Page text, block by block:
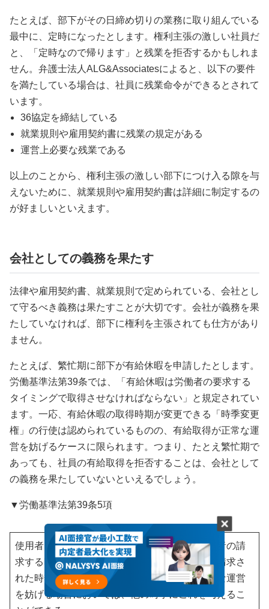
たとえば、部下がその日締め切りの業務に取り組んでいる
最中に、定時になったとします。権利主張の激しい社員だ
と、「定時なので帰ります」と残業を拒否するかもしれま
せん。弁護士法人ALG&Associatesによると、以下の要件
を満たしている場合は、社員に残業命令ができるとされて
います。
36協定を締結している
就業規則や雇用契約書に残業の規定がある
運営上必要な残業である
以上のことから、権利主張の激しい部下につけ入る隙を与
えないために、就業規則や雇用契約書は詳細に制定するの
が好ましいといえます。
会社としての義務を果たす
法律や雇用契約書、就業規則で定められている、会社とし
て守るべき義務は果たすことが大切です。会社が義務を果
たしていなければ、部下に権利を主張されても仕方があり
ません。
たとえば、繁忙期に部下が有給休暇を申請したとします。
労働基準法第39条では、「有給休暇は労働者の要求する
タイミングで取得させなければならない」と規定されてい
ます。一応、有給休暇の取得時期が変更できる「時季変更
権」の行使は認められているものの、有給取得が正常な運
営を妨げるケースに限られます。つまり、たとえ繁忙期で
あっても、社員の有給取得を拒否することは、会社として
の義務を果たしていないといえるでしょう。
▼労働基準法第39条5項
使用者は、前各項の規定による有給休暇を労働者の請
求する時季に与えなければならない。ただし、請求さ
れた時季に有給休暇を与えることが事業の正常な運営
を妨げる場合においては、他の時季にこれを与えるこ